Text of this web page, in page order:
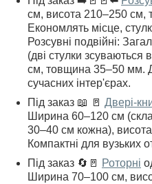
см, висота 210–250
Економлять місце,
Розсувні подвійні:
(дві стулки зсуваються
см, товщина 35–50 мм.
сучасних інтер'єрах.
Під заказ 📖 🚪 Двері-
Ширина 60–120 см
30–40 см кожна),
Компактні для вузьких
Під заказ 🔄🚪 Роторні
Ширина 70–100 см,